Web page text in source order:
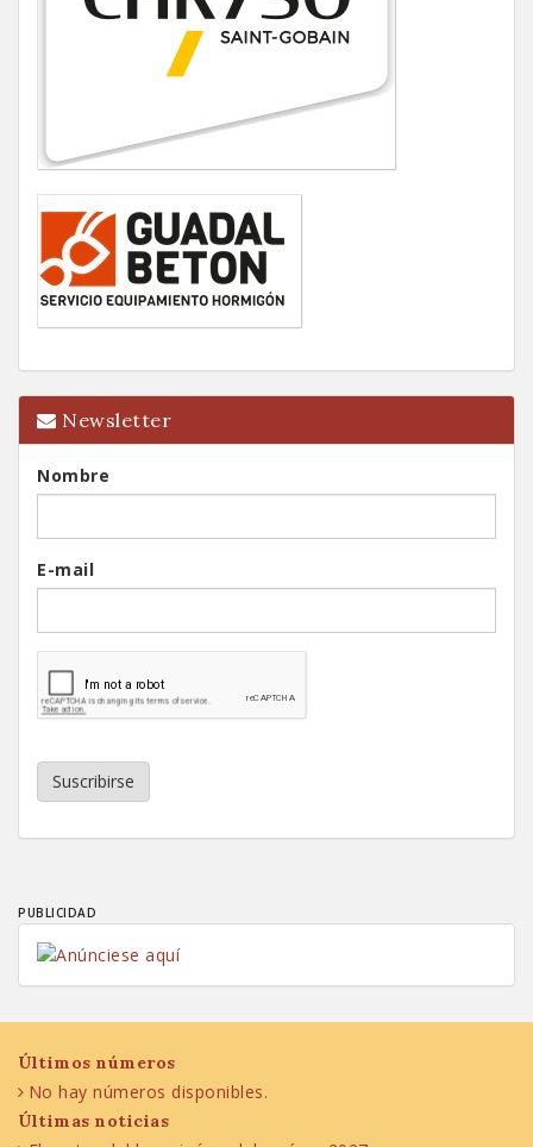
Newsletter
Nombre
E-mail
Suscribirse
PUBLICIDAD
Últimos números
No hay números disponibles.
Últimas noticias